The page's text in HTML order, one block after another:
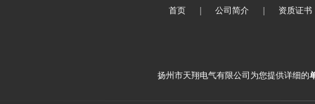
首页 公司简介 资质证书
扬州市天翔电气有限公司为您提供详细的